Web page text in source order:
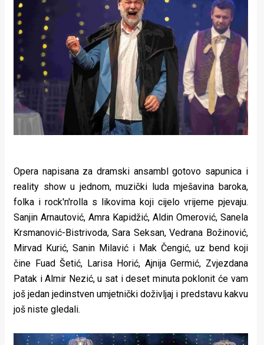
Opera napisana za dramski ansambl gotovo sapunica i
reality show u jednom, muzički luda mješavina baroka,
folka i rock'n'rolla s likovima koji cijelo vrijeme pjevaju.
Sanjin Arnautović, Amra Kapidžić, Aldin Omerović, Sanela
Krsmanović-Bistrivoda, Sara Seksan, Vedrana Božinović,
Mirvad Kurić, Sanin Milavić i Mak Čengić, uz bend koji
čine Fuad Šetić, Larisa Horić, Ajnija Germić, Zvjezdana
Patak i Almir Nezić, u sat i deset minuta poklonit će vam
još jedan jedinstven umjetnički doživljaj i predstavu kakvu
još niste gledali.